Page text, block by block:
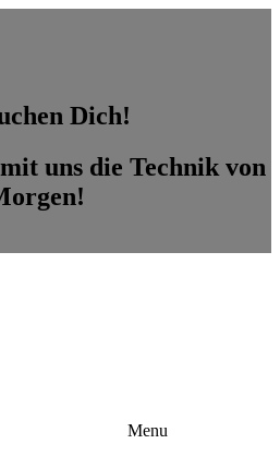
Dich!
uns die Technik von
Menu